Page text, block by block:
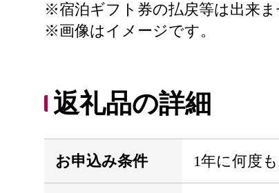
※宿泊ギフト券の払戻等は出来ま
※画像はイメージです。
返礼品の詳細
お申込み条件 1年に何度